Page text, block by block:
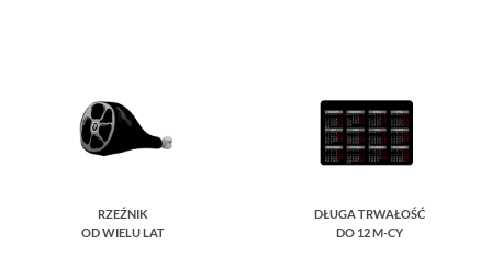
RZEŹNIK
OD WIELU LAT
DŁUGA TRWAŁOŚĆ
DO 12 M-CY